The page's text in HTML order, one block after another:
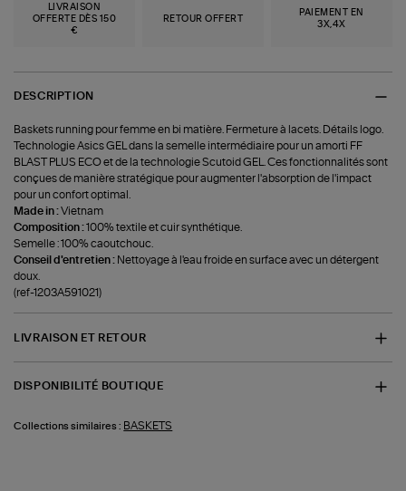
LIVRAISON
OFFERTE DÈS 150
€
RETOUR OFFERT
PAIEMENT EN
3X,4X
DESCRIPTION
Baskets running pour femme en bi matière. Fermeture à lacets. Détails logo.
Technologie Asics GEL dans la semelle intermédiaire pour un amorti FF
BLAST PLUS ECO et de la technologie Scutoid GEL. Ces fonctionnalités sont
conçues de manière stratégique pour augmenter l'absorption de l'impact
pour un confort optimal.
Made in :Vietnam
Composition :100% textile et cuir synthétique.
Semelle : 100% caoutchouc.
Conseil d'entretien : Nettoyage à l'eau froide en surface avec un détergent
doux.
(ref-1203A591021)
LIVRAISON ET RETOUR
DISPONIBILITÉ BOUTIQUE
Collections similaires : BASKETS